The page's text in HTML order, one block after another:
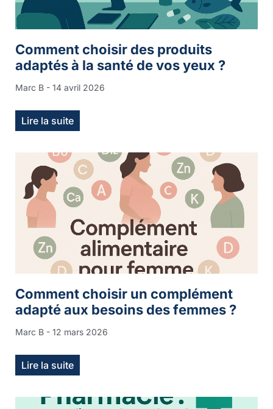
Comment choisir des produits
adaptés à la santé de vos yeux ?
Marc B 14 avril 2026
Lire la suite
Comment choisir un complément
adapté aux besoins des femmes ?
Marc B 12 mars 2026
Lire la suite